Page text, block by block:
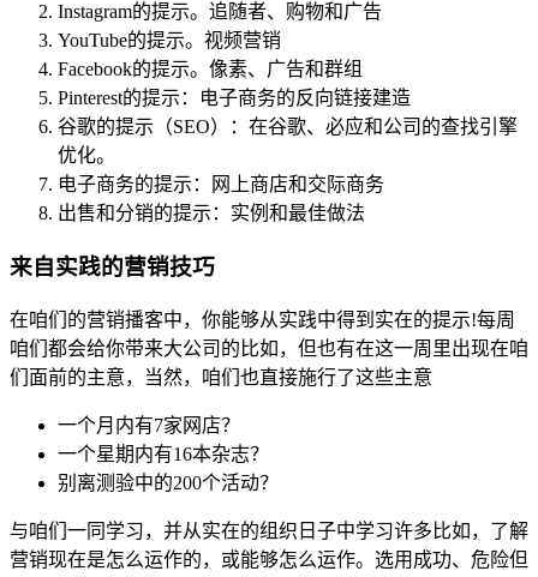
Instagram的提示。追随者、购物和广告
YouTube的提示。视频营销
Facebook的提示。像素、广告和群组
Pinterest的提示：电子商务的反向链接建造
谷歌的提示（SEO）：在谷歌、必应和公司的查找引擎
优化。
电子商务的提示：网上商店和交际商务
出售和分销的提示：实例和最佳做法
来自实践的营销技巧
在咱们的营销播客中，你能够从实践中得到实在的提示!每周
咱们都会给你带来大公司的比如，但也有在这一周里出现在咱
们面前的主意，当然，咱们也直接施行了这些主意
一个月内有7家网店？
一个星期内有16本杂志？
别离测验中的200个活动？
与咱们一同学习，并从实在的组织日子中学习许多比如，了解
营销现在是怎么运作的，或能够怎么运作。选用成功、危险但